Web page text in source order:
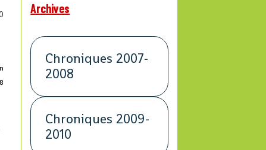
Archives
Chroniques 2007-
2008
Chroniques 2009-
2010